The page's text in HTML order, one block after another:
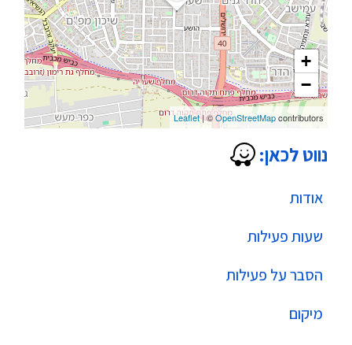
אודות
שעות פעילות
הסבר על פעילות
מיקום
+
−
Leaflet| ©OpenStreetMapcontributors
נווט לכאן: